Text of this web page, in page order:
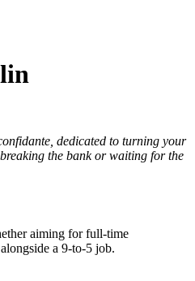
dedicated to turning your
the bank or waiting for the
aiming for full-time
a 9-to-5 job.